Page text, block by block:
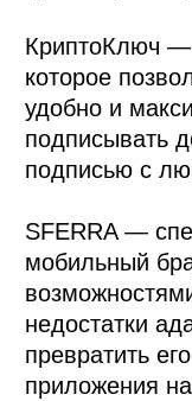
КриптоКлюч
которое
удобно и
подписывать
подписью с
SFERRA —
мобильный
недостатки
превратить
приложения